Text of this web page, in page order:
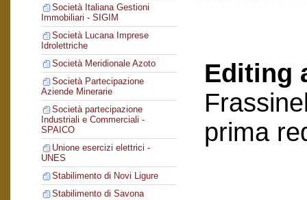
Società Italiana Gestioni
Immobiliari - SIGIM
Società Lucana Imprese
Idrolettriche
Società Meridionale Azoto
Società Partecipazione
Aziende Minerarie
Società partecipazione
Industriali e Commerciali -
SPAICO
Unione esercizi elettrici -
UNES
Stabilimento di Novi Ligure
Stabilimento di Savona
Editing
prima